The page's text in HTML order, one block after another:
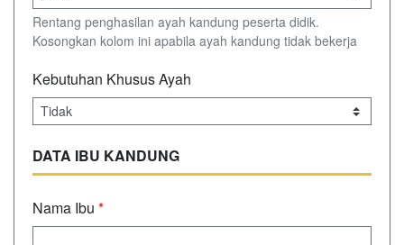
Rentang penghasilan ayah kandung peserta didik.
Kosongkan kolom ini apabila ayah kandung tidak bekerja
Kebutuhan Khusus Ayah
DATA IBU KANDUNG
Nama Ibu *